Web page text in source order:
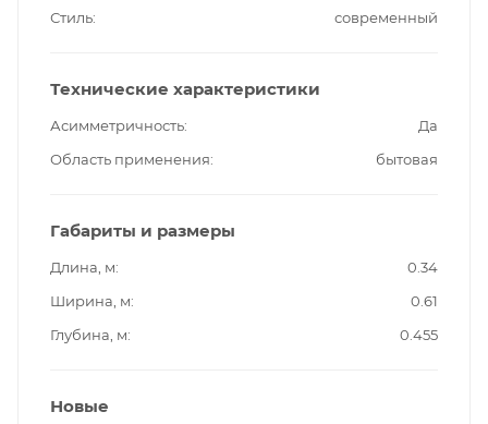
Стиль современный
Технические характеристики
Асимметричность
Да
Область применения
бытовая
Габариты и размеры
Длина, м
0.34
Ширина, м
0.61
Глубина, м
0.455
Новые